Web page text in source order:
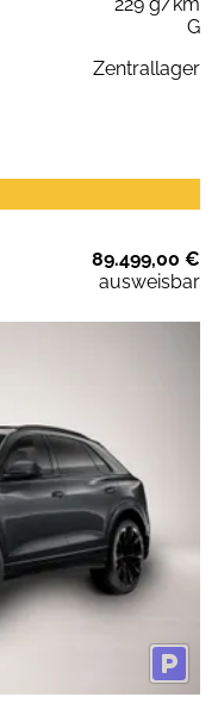
G
Zentrallager
89.499,00 €
ausweisbar